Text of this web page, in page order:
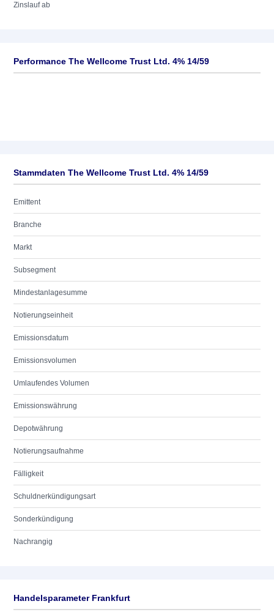
Zinslauf ab
Performance The Wellcome Trust Ltd. 4% 14/59
Stammdaten The Wellcome Trust Ltd. 4% 14/59
Emittent
Branche
Markt
Subsegment
Mindestanlagesumme
Notierungseinheit
Emissionsdatum
Emissionsvolumen
Umlaufendes Volumen
Emissionswährung
Depotwährung
Notierungsaufnahme
Fälligkeit
Schuldnerkündigungsart
Sonderkündigung
Nachrangig
Handelsparameter Frankfurt